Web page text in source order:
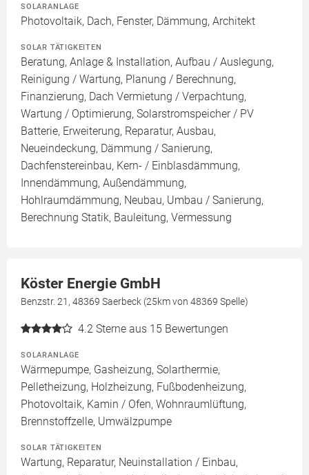
SOLARANLAGE
Photovoltaik, Dach, Fenster, Dämmung, Architekt
SOLAR TÄTIGKEITEN
Beratung, Anlage & Installation, Aufbau / Auslegung,
Reinigung / Wartung, Planung / Berechnung,
Finanzierung, Dach Vermietung / Verpachtung,
Wartung / Optimierung, Solarstromspeicher / PV
Batterie, Erweiterung, Reparatur, Ausbau,
Neueindeckung, Dämmung / Sanierung,
Dachfenstereinbau, Kern- / Einblasdämmung,
Innendämmung, Außendämmung,
Hohlraumdämmung, Neubau, Umbau / Sanierung,
Berechnung Statik, Bauleitung, Vermessung
Köster Energie GmbH
Benzstr. 21, 48369 Saerbeck (25km von 48369 Spelle)
4.2 Sterne aus 15 Bewertungen
SOLARANLAGE
Wärmepumpe, Gasheizung, Solarthermie,
Pelletheizung, Holzheizung, Fußbodenheizung,
Photovoltaik, Kamin / Ofen, Wohnraumlüftung,
Brennstoffzelle, Umwälzpumpe
SOLAR TÄTIGKEITEN
Wartung, Reparatur, Neuinstallation / Einbau,